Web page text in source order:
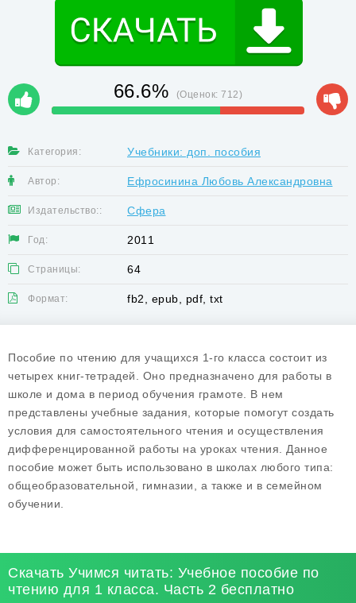
66.6% (Оценок:712)
Категория: Учебники: доп. пособия
Автор: Ефросинина Любовь Александровна
Издательство:: Сфера
Год: 2011
Страницы: 64
Формат: fb2, epub, pdf, txt
Пособие по чтению для учащихся 1-го класса состоит из
четырех книг-тетрадей. Оно предназначено для работы в
школе и дома в период обучения грамоте. В нем
представлены учебные задания, которые помогут создать
условия для самостоятельного чтения и осуществления
дифференцированной работы на уроках чтения. Данное
пособие может быть использовано в школах любого типа:
общеобразовательной, гимназии, а также и в семейном
обучении.
Скачать Учимся читать: Учебное пособие по
чтению для 1 класса. Часть 2 бесплатно